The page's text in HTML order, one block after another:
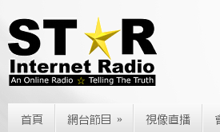
首頁 網台節目 » 視像直播